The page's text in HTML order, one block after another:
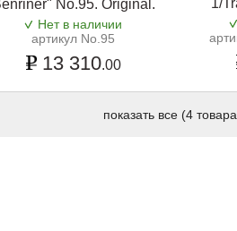
No.95. Original.
Нет в наличии
артикул No.95
13 310.00
1/
показать все (4